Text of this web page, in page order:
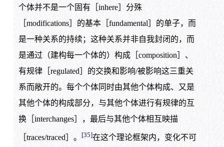
个体并不是一个固有［inhere］分殊
［modifications］的基本［fundamental］的单子，而
是一种关系的持续；这种关系并非自我封闭的，而
是通过（建构每一个体的）构成［composition］、
有规律［regulated］的交换和影响/被影响这三重关
系而敞开的。每个个体同时由其他个体构成、又是
其他个体的构成部分，与其他个体进行有规律的互
换［interchanges］，最后与其他个体相互映描
［traces/traced］。 [35]在这个理论框架内，变化不可